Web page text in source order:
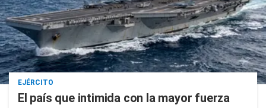
EJÉRCITO
El país que intimida con la mayor fuerza